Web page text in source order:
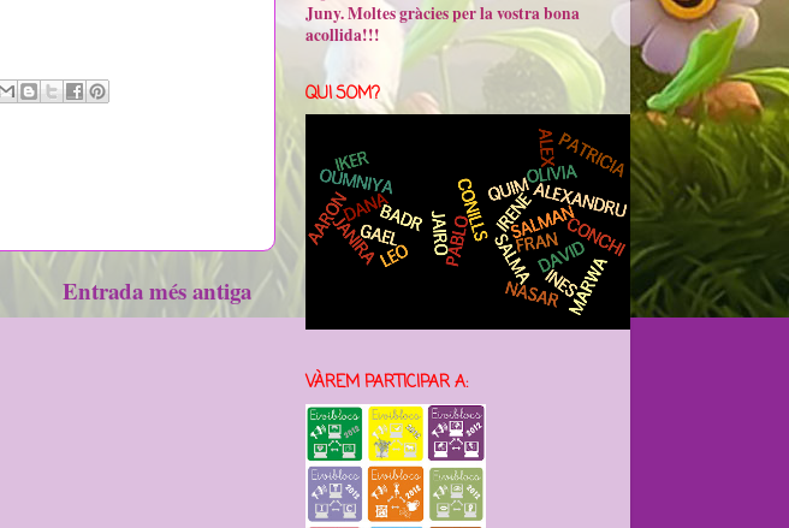
Entrada més antiga
Juny. Moltes gràcies per la vostra bona
acollida!!!
QUI SOM?
VÀREM PARTICIPAR A: